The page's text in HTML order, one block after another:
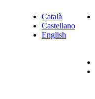
Català
Castellano
English